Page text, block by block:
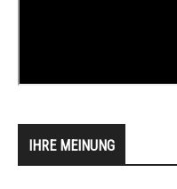
IHRE MEINUNG